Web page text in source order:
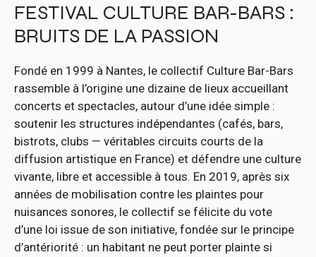
FESTIVAL CULTURE BAR-BARS :
BRUITS DE LA PASSION
Fondé en 1999 à Nantes, le collectif Culture Bar-Bars
rassemble à l’origine une dizaine de lieux accueillant
concerts et spectacles, autour d’une idée simple :
soutenir les structures indépendantes (cafés, bars,
bistrots, clubs — véritables circuits courts de la
diffusion artistique en France) et défendre une culture
vivante, libre et accessible à tous. En 2019, après six
années de mobilisation contre les plaintes pour
nuisances sonores, le collectif se félicite du vote
d’une loi issue de son initiative, fondée sur le principe
d’antériorité : un habitant ne peut porter plainte si